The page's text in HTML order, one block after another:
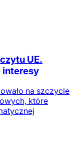
UE.
interesy
na szczycie
które